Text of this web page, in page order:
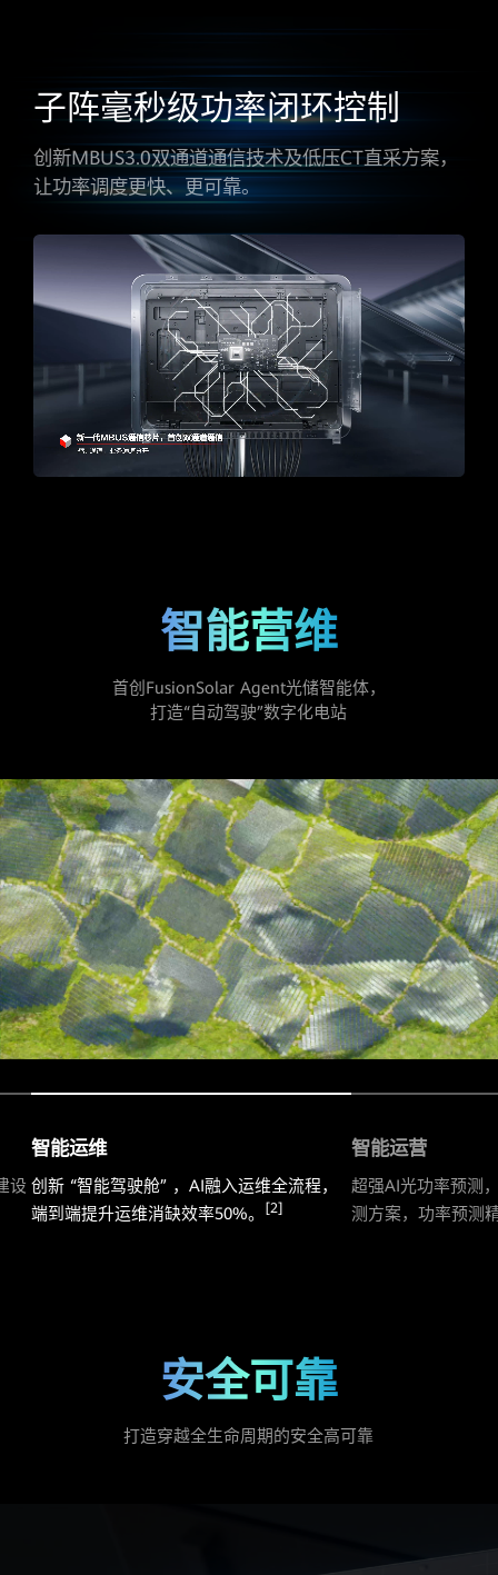
子阵毫秒级功率闭环控制
创新MBUS3.0双通道通信技术及低压CT直采方案，
让功率调度更快、更可靠。
智能营维
首创FusionSolar Agent光储智能体，
打造“自动驾驶”数字化电站
设
智能运维
创新 “智能驾驶舱” ，AI融入运维全流程，
端到端提升运维消缺效率50%。
[2]
智能运营
超强AI光功率预测
测方案，功率预测
安全可靠
打造穿越全生命周期的安全高可靠